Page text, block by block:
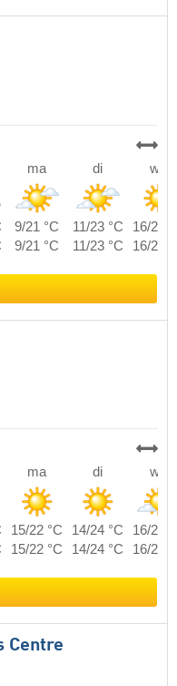
ma di wo
9/21 °C 11/23 °C
16/27
9/21 °C 11/23 °C 16/27
ma di wo
15/22 °C 14/24 °C
16/27
15/22 °C 14/24 °C 16/27
Centre